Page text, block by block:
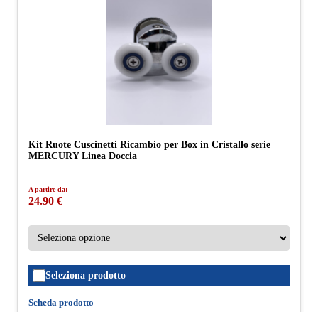
Kit Ruote Cuscinetti Ricambio per Box in Cristallo serie
MERCURY Linea Doccia
A partire da:
24.90 €
Seleziona prodotto
Scheda prodotto